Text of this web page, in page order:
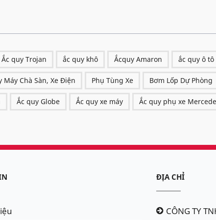
Ắc quy Trojan ắc quy khô Ắcquy Amaron ắc quy ô tô
Máy Chà Sàn, Xe Điện Phụ Tùng Xe Bơm Lốp Dự Phòng
Ắc quy Globe Ắc quy xe máy Ắc quy phụ xe
ĐỊA CHỈ
CÔNG TY